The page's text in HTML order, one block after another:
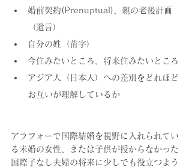
婚前契約(Prenuptual)、親の老後計画
（遺言）
自分の姓（苗字）
今住みたいところ、将来住みたいところ
アジア人（日本人）への差別をどれほど
お互いが理解しているか
アラフォーで国際結婚を視野に入れられてい
る未婚の女性、または子供が授からなかった
国際子なし夫婦の将来に少しでも役立つよう